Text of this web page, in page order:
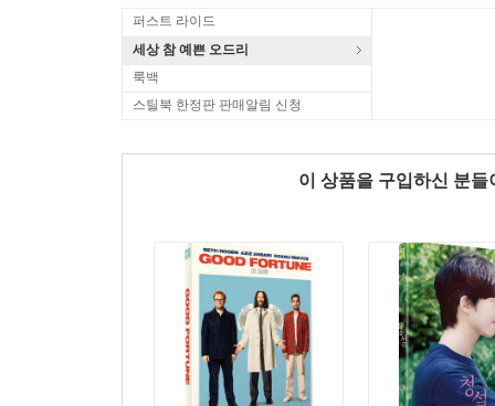
퍼스트 라이드
세상 참 예쁜 오드리
룩백
스틸북 한정판 판매알림 신청
이 상품을 구입하신 분